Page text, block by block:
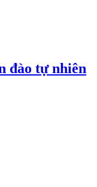
đào tự nhiên